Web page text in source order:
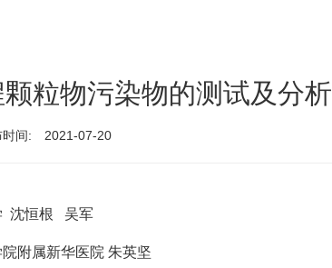
粒物污染物的测试及分析
间: 2021-07-20
沈恒根 吴军
院附属新华医院 朱英坚